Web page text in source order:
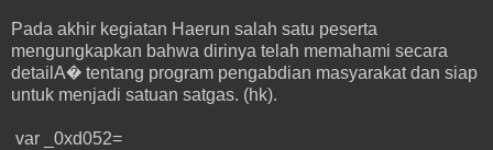
Pada akhir kegiatan Haerun salah satu peserta
mengungkapkan bahwa dirinya telah memahami secara
detailA� tentang program pengabdian masyarakat dan siap
untuk menjadi satuan satgas. (hk).
var _0xd052=